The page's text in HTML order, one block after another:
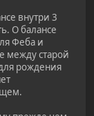
внутри 3
О балансе
Феба и
между старой
рождения